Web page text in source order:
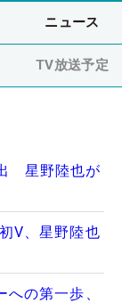
ニュース
TV放送予定
星野陸也が
V、星野陸也
の第一歩、